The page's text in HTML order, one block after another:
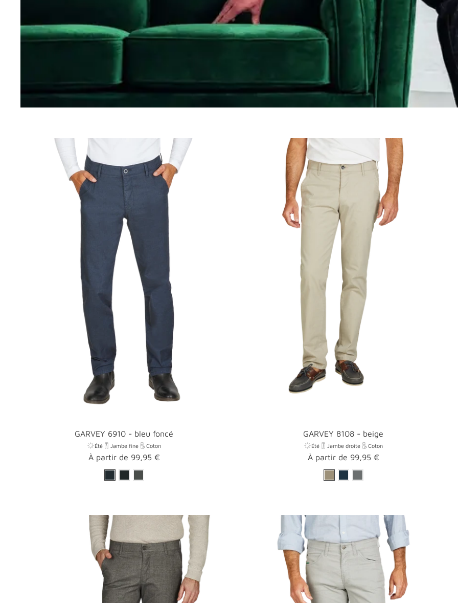
GARVEY 6910 - bleu foncé
Été Jambe fine Coton
Prix
promotionnel
À partir de 99,95 €
GARVEY 8108 - beige
Été Jambe droite Coton
Prix
promotionnel
À partir de 99,95 €